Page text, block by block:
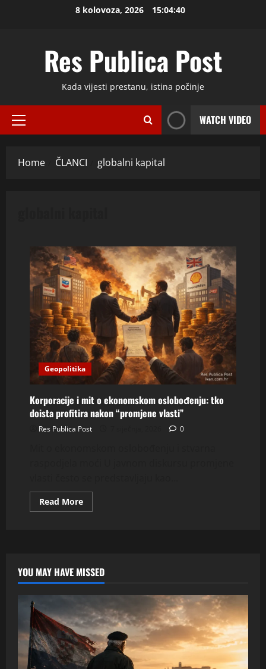
8 kolovoza, 2026 15:04:40
Res Publica Post
Kada vijesti prestanu, istina počinje
Primary
WATCH VIDEO
Home ČLANCI globalni kapital
Geopolitika
Korporacije i mit o ekonomskom oslobođenju: tko
doista profitira nakon “promjene vlasti”
Res Publica Post 0
Read MoreRead
more
oslobođenju:
tko
doista
profitira
“promjene
vlasti”
YOU MAY HAVE MISSED